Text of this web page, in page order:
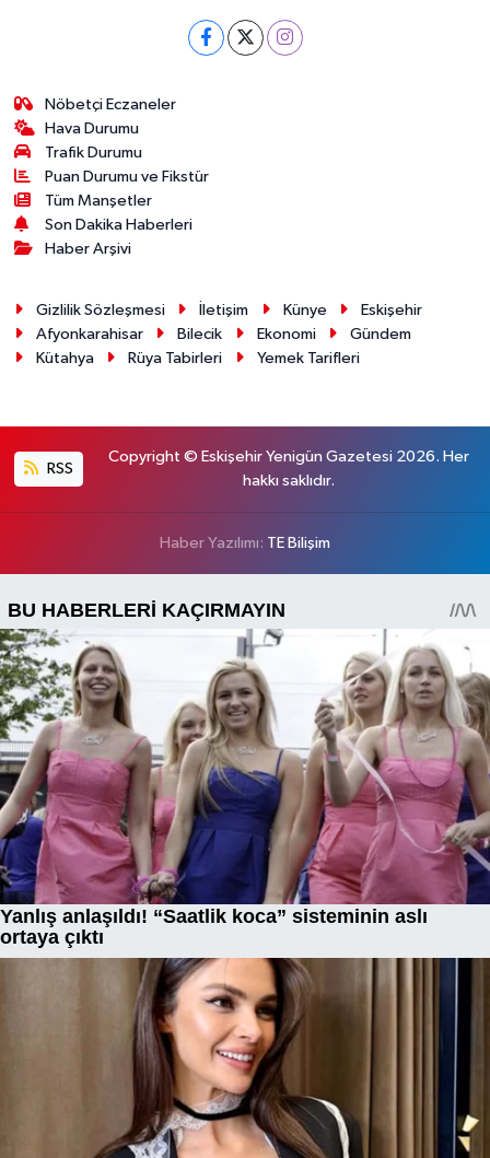
Nöbetçi Eczaneler
Hava Durumu
Trafik Durumu
Puan Durumu ve Fikstür
Tüm Manşetler
Son Dakika Haberleri
Haber Arşivi
Gizlilik Sözleşmesi İletişim Künye
Eskişehir
Afyonkarahisar
Bilecik Ekonomi
Gündem
Kütahya
Rüya Tabirleri Yemek Tarifleri
RSS
Copyright © Eskişehir Yenigün Gazetesi 2026. Her
hakkı saklıdır.
Haber Yazılımı: TE Bilişim